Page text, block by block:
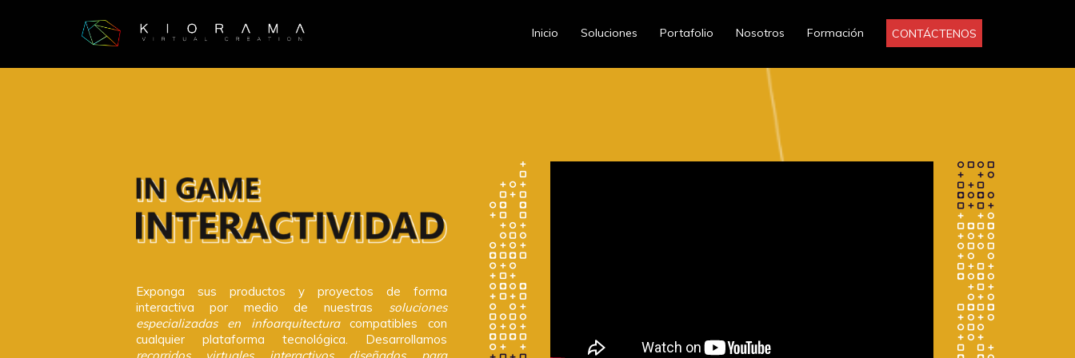
Inicio Soluciones Portafolio Nosotros Formación
Exponga sus productos y proyectos de forma
interactiva por medio de nuestras soluciones
especializadas en infoarquitecturacompatibles con
cualquier plataforma tecnológica. Desarrollamos
recorridos virtuales interactivos diseñados para